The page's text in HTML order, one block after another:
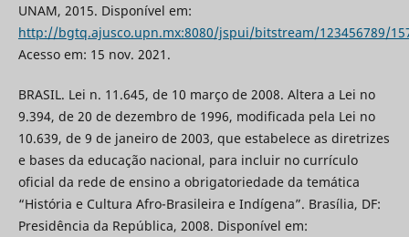
UNAM, 2015. Disponível em:
http://bgtq.ajusco.upn.mx:8080/jspui/bitstream/123456789/
Acesso em: 15 nov. 2021.
BRASIL. Lei n. 11.645, de 10 março de 2008. Altera a Lei no
9.394, de 20 de dezembro de 1996, modificada pela Lei no
10.639, de 9 de janeiro de 2003, que estabelece as diretrizes
e bases da educação nacional, para incluir no currículo
oficial da rede de ensino a obrigatoriedade da temática
“História e Cultura Afro-Brasileira e Indígena”. Brasília, DF:
Presidência da República, 2008. Disponível em: